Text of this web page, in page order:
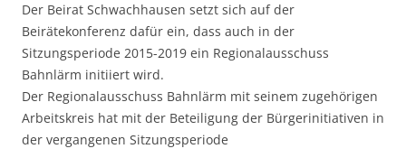
Der Beirat Schwachhausen setzt sich auf der
Beirätekonferenz dafür ein, dass auch in der
Sitzungsperiode 2015-2019 ein Regionalausschuss
Bahnlärm initiiert wird.
Der Regionalausschuss Bahnlärm mit seinem zugehörigen
Arbeitskreis hat mit der Beteiligung der Bürgerinitiativen in
der vergangenen Sitzungsperiode